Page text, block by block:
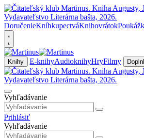
DoručenieKníhkupectváKnihovrátok
Knihy E-knihyAudioknihyHryFilmy
Vyhľadávanie
Prihlásiť
Vyhľadávanie